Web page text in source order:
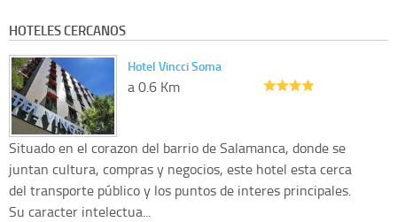
HOTELES CERCANOS
Hotel Vincci Soma
a 0.6 Km
Situado en el corazon del barrio de Salamanca, donde se
juntan cultura, compras y negocios, este hotel esta cerca
del transporte público y los puntos de interes principales.
Su caracter intelectua...